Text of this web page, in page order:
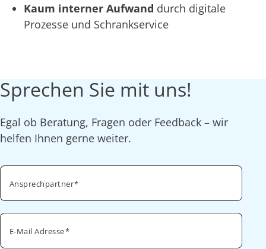
Kaum interner Aufwand durch digitale
Prozesse und Schrankservice
Sprechen Sie mit uns!
Egal ob Beratung, Fragen oder Feedback – wir
helfen Ihnen gerne weiter.
Ansprechpartner
E-Mail Adresse